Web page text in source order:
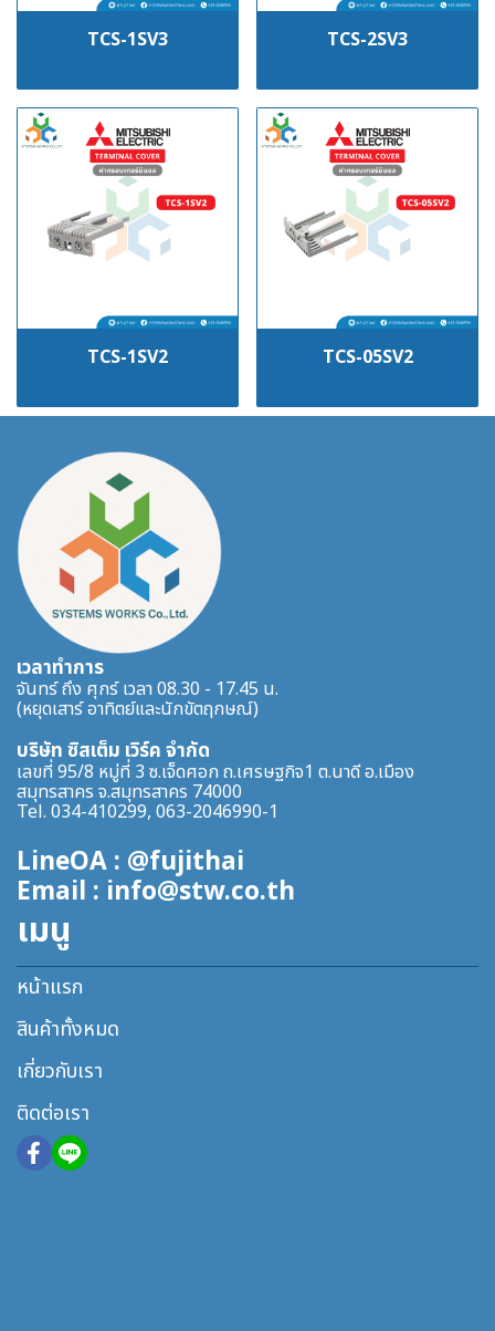
TCS-1SV3 TCS-2SV3
TCS-1SV2 TCS-05SV2
เวลาทำการ
จันทร์ ถึง ศุกร์ เวลา 08.30 - 17.45 น.
(หยุดเสาร์ อาทิตย์และนักขัตฤกษณ์)
บริษัท ซิสเต็ม เวิร์ค จำกัด
เลขที่ 95/8 หมู่ที่ 3 ซ.เจ็ดศอก ถ.เศรษฐกิจ1 ต.นาดี อ.เมือง
สมุทรสาคร จ.สมุทรสาคร 74000
Tel. 034-410299, 063-2046990-1
LineOA : @fujithai
Email : info@stw.co.th
เมนู
หน้าแรก
สินค้าทั้งหมด
เกี่ยวกับเรา
ติดต่อเรา